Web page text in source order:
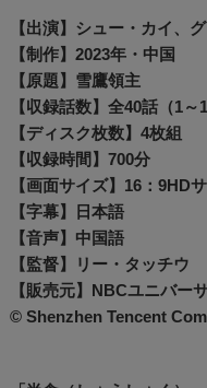
【出演】シュー・カイ、
【制作】2023年・中国
【原題】雪鷹領主
【収録話数】全40話（1～
【ディスク枚数】4枚組
【収録時間】700分
【画面サイズ】16：9HD
【字幕】日本語
【音声】中国語
【監督】リー・タッチウ
【販売元】NBCユニバー
© Shenzhen Tencent